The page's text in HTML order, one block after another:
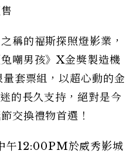
稱的福斯探照燈影業，
嘲男孩》X金獎製造機
量套票組，以超心動的金
的長久支持，絕對是今
交換禮物首選！
午12:00PM於威秀影城